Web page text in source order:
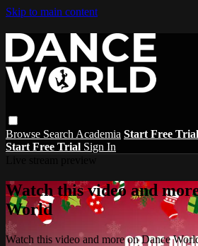
Skip to main content
Browse Search Academia Start Free Trial
Start Free Trial Sign In
Watch this video and
World
Watch this video and more on Dance